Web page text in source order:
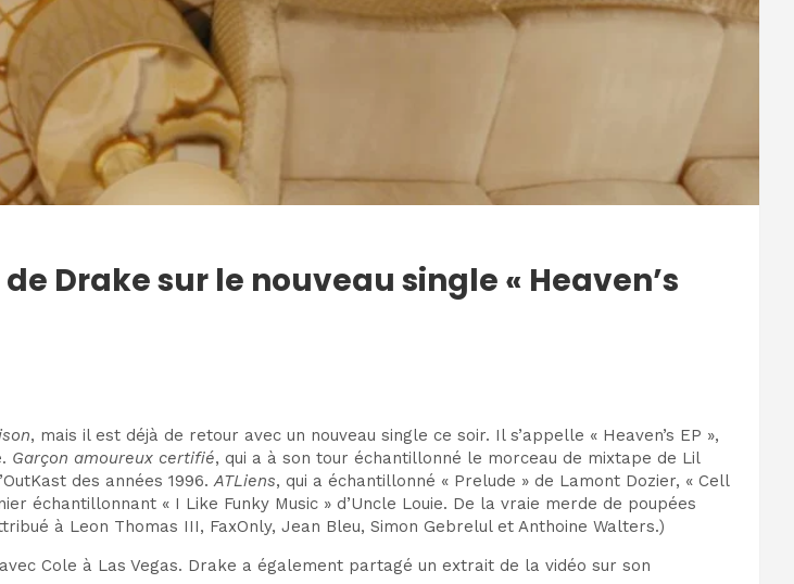
Drake sur le nouveau single « Heaven’s
, mais il est déjà de retour avec un nouveau single ce soir. Il s’appelle « Heaven’s EP »,
Garçon amoureux certifié, qui a à son tour échantillonné le morceau de mixtape de Lil
des années 1996.ATLiens, qui a échantillonné « Prelude » de Lamont Dozier, « Cell
échantillonnant « I Like Funky Music » d’Uncle Louie. De la vraie merde de poupées
à Leon Thomas III, FaxOnly, Jean Bleu, Simon Gebrelul et Anthoine Walters.)
Cole à Las Vegas. Drake a également partagé un extrait de la vidéo sur son